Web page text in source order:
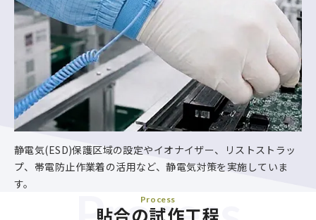
静電気(ESD)保護区域の設定やイオナイザー、リストストラッ
プ、帯電防止作業着の活用など、静電気対策を実施していま
す。
Process
貼合の試作工程